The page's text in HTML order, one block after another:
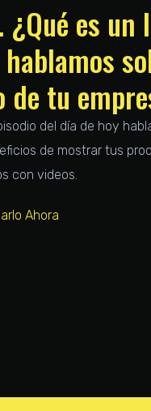
¿Qué es un
hablamos
de tu
del día de hoy
de mostrar tus
con videos.
Ahora